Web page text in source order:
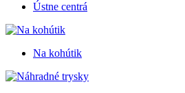
Ústne centrá
Na kohútik